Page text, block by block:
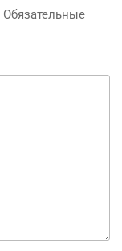
Обязательные